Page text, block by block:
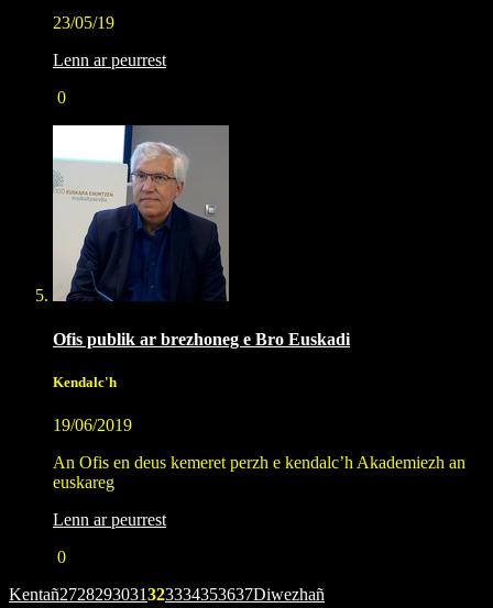
23/05/19
Lenn ar peurrest
0
Ofis publik ar brezhoneg e Bro Euskadi
Kendalc'h
19/06/2019
An Ofis en deus kemeret perzh e kendalc’h Akademiezh an
euskareg
Lenn ar peurrest
0
Kentañ2728293031323334353637Diwezhañ